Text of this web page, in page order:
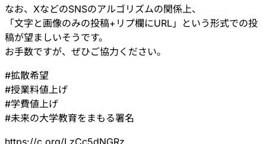
なお、XなどのSNSのアルゴリズムの関係上、
「文字と画像のみの投稿+リプ欄にURL」という形式での投
稿が望ましいそうです。
お手数ですが、ぜひご協力ください。
#拡散希望
#授業料値上げ
#学費値上げ
#未来の大学教育をまもる署名